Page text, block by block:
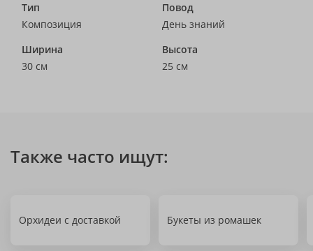
Тип
Композиция
Повод
День знаний
Ширина
30 см
Высота
25 см
Также часто ищут:
Орхидеи с доставкой Букеты из ромашек